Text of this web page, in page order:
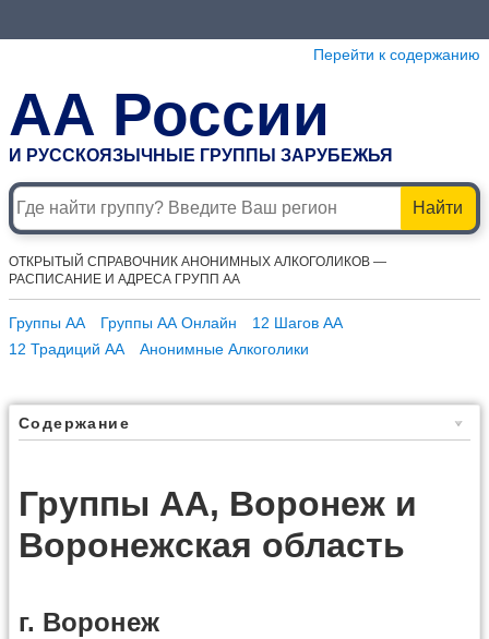
Перейти к содержанию
АА России
И РУССКОЯЗЫЧНЫЕ ГРУППЫ ЗАРУБЕЖЬЯ
Найти
ОТКРЫТЫЙ СПРАВОЧНИК АНОНИМНЫХ АЛКОГОЛИКОВ —
РАСПИСАНИЕ И АДРЕСА ГРУПП АА
Группы АА Группы АА Онлайн
12 Шагов АА
12 Традиций АА
Анонимные Алкоголики
Содержание
Группы АА, Воронеж и
Воронежская область
г. Воронеж